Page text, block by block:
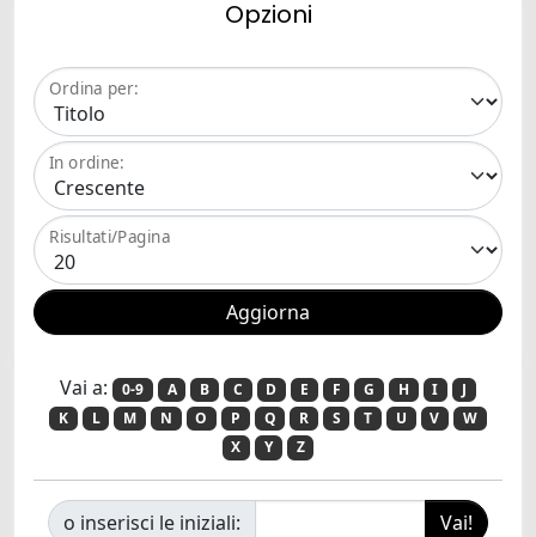
Opzioni
Ordina per:
In ordine:
Risultati/Pagina
Vai a: 0-9 A B C D E F G H I
J
K
L M N O P Q R S T U V
W
X
Y Z
o inserisci le iniziali: